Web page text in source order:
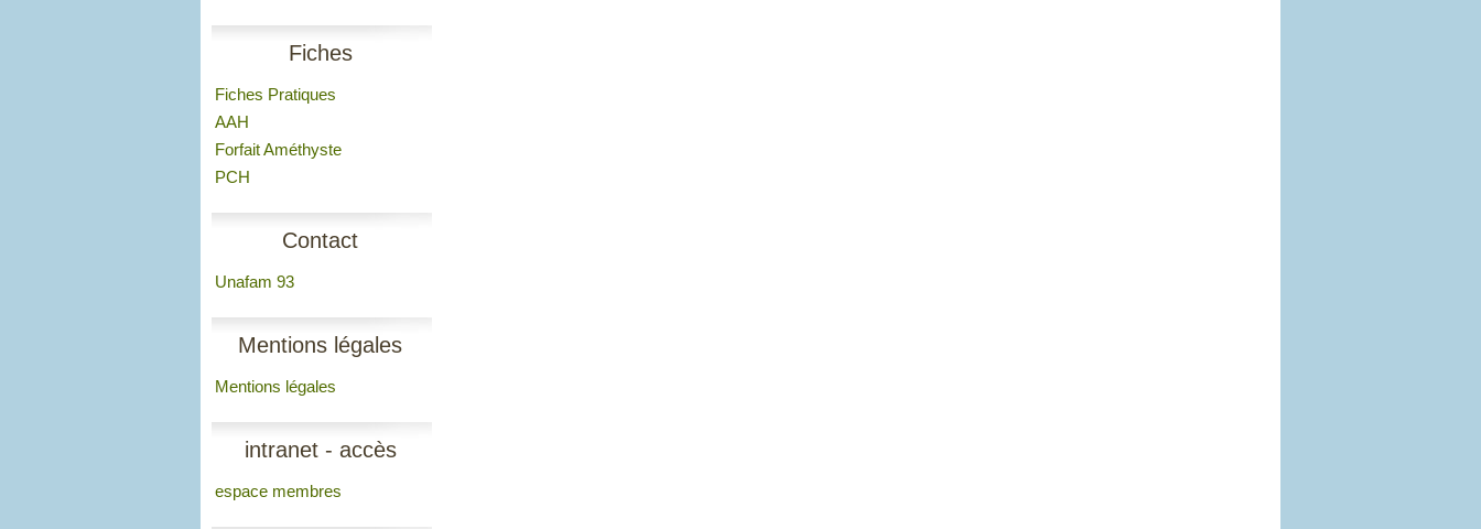
Fiches
Fiches Pratiques
AAH
Forfait Améthyste
PCH
Contact
Unafam 93
Mentions légales
Mentions légales
intranet - accès
membres
espace membres